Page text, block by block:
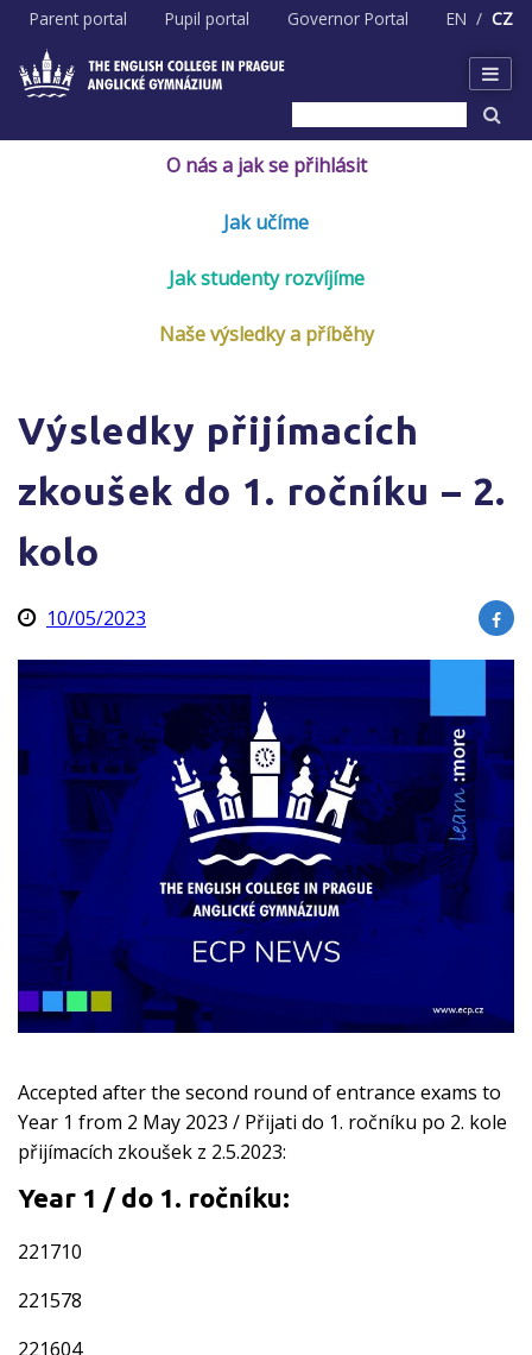
Skip
content
Parent portal Pupil portal Governor Portal EN CZ
O nás a jak se přihlásit
Jak učíme
Jak studenty rozvíjíme
Naše výsledky a příběhy
Výsledky přijímacích
zkoušek do 1. ročníku – 2.
kolo
10/05/2023
Accepted after the second round of entrance exams to
Year 1 from 2 May 2023 / Přijati do 1. ročníku po 2. kole
přijímacích zkoušek z 2.5.2023:
Year 1 / do 1. ročníku:
221710
221578
221604